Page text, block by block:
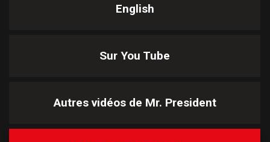
English
Sur You Tube
Autres vidéos de Mr. President